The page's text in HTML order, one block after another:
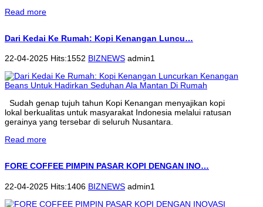
Read more
Dari Kedai Ke Rumah: Kopi Kenangan Luncu…
22-04-2025 Hits:1552 BIZNEWS admin1
Sudah genap tujuh tahun Kopi Kenangan menyajikan kopi
lokal berkualitas untuk masyarakat Indonesia melalui ratusan
gerainya yang tersebar di seluruh Nusantara.
Read more
FORE COFFEE PIMPIN PASAR KOPI DENGAN INO…
22-04-2025 Hits:1406 BIZNEWS admin1